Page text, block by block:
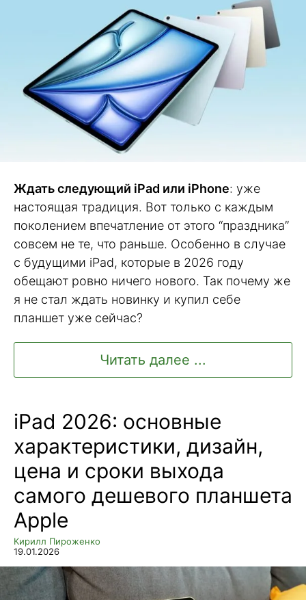
Ждать следующий iPad или iPhone: уже
настоящая традиция. Вот только с каждым
поколением впечатление от этого “праздника”
совсем не те, что раньше. Особенно в случае
с будущими iPad, которые в 2026 году
обещают ровно ничего нового. Так почему же
я не стал ждать новинку и купил себе
планшет уже сейчас?
Читать далее ...
iPad 2026: основные
характеристики, дизайн,
цена и сроки выхода
самого дешевого планшета
Apple
Кирилл Пироженко
19.01.2026